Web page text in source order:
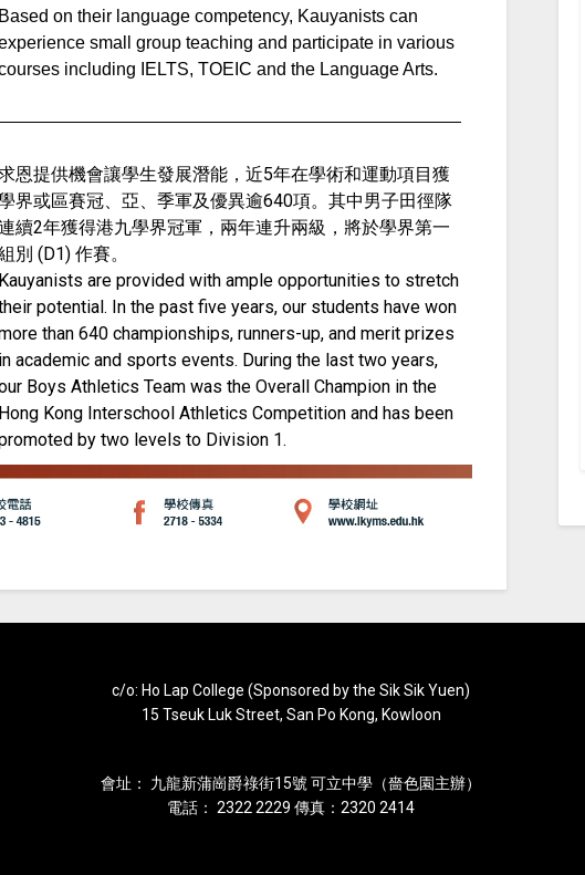
Based on their language competency, Kauyanists can
small group teaching and participate in various
including IELTS, TOEIC and the Language Arts.
恩提供機會讓學生發展潛能，近5年在學術和運動項目獲
界或區賽冠、亞、季軍及優異逾640項。其中男子田徑隊
續2年獲得港九學界冠軍，兩年連升兩級，將於學界第一
別 (D1) 作賽。
Kauyanists are provided with ample opportunities to stretch
potential. In the past five years, our students have won
than 640 championships, runners-up, and merit prizes
in academic and sports events. During the last two years,
Boys Athletics Team was the Overall Champion in the
Hong Kong Interschool Athletics Competition and has been
by two levels to Division 1.
c/o: Ho Lap College (Sponsored by the Sik Sik Yuen)
15 Tseuk Luk Street, San Po Kong, Kowloon
會址： 九龍新蒲崗爵祿街15號 可立中學（嗇色園主辦）
電話： 2322 2229 傳真：2320 2414